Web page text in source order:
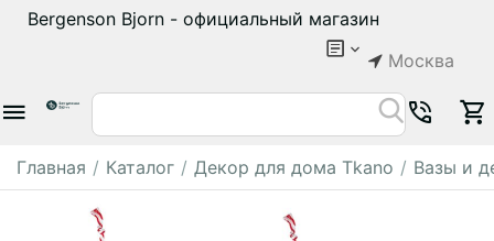
Bergenson Bjorn - официальный магазин
Москва
Главная / Каталог / Декор для дома Tkano / Вазы и